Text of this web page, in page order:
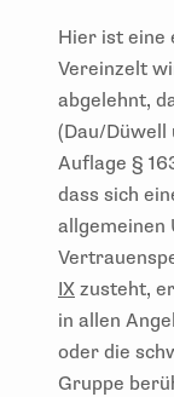
Hier ist eine
Vereinzelt
abgelehnt,
(Dau/Düwell
Auflage §
dass sich
allgemeinen
IX zusteht,
in allen
oder die
Gruppe